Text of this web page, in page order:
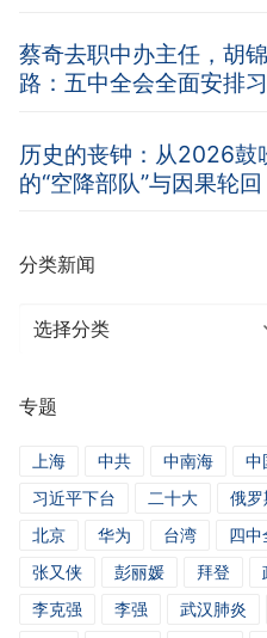
蔡奇去职中办主任，胡
路：五中全会全面安排
历史的丧钟：从2026鼓
的“空降部队”与因果轮回
分类新闻
分
闻
专题
上海 中共 中南海 中
习近平下台
二十大 俄罗
北京
华为 台湾 四中
张又侠
彭丽媛 拜登
李克强
李强 武汉肺炎